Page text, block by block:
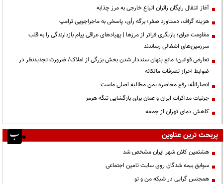
آغاز انتقال رایگان زائران اتباع خارجی به مرز چذابه
هزینه گزاف، دستاورد صفر؛ برگه رأی، پاسخی به ماجراجویی ترامپ
مقاومت عراق؛ بازیگری فراتر از مرزها | پهپادهای عراقی پیام بازدارندگی را به قلب
سرزمین‌های اشغالی رساندند
تعارض قوانین؛ مانع پنهان سنددار شدن بخش بزرگی از املاک/ ضرورت تجدیدنظر در
ضوابط احراز تصرفات مالکانه
انصارالله: رفع محاصره یمن مطالبه اصلی ماست
جزئیات مذاکرات ایران و عمان برای بازگشایی تنگه هرمز
کاهش دمای تهران از جمعه
پربحث ترین عناوین
هشتمین کلان شهر ایران مشخص شد
سوابق بیمه شدگان روی سایت تامین اجتماعی
همجنس گرایی در شبکه من و تو